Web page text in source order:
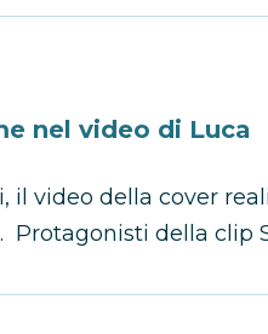
nel video di Luca
il video della cover
Protagonisti della clip